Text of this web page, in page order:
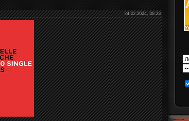
24.02.2024, 08:23